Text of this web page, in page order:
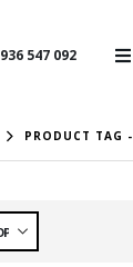
936 547 092
PRODUCT TAG -